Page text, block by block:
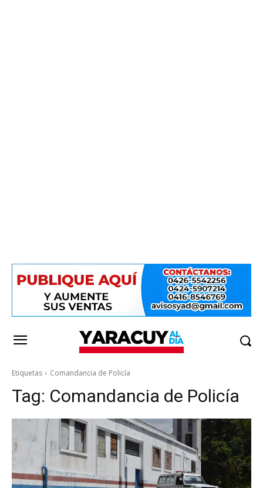
Etiquetas Comandancia de Policía
Tag: Comandancia de Policía